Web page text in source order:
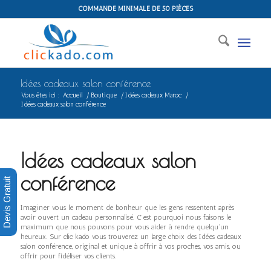
COMMANDE MINIMALE DE 50 PIÈCES
Idées cadeaux salon conférence
Vous êtes ici : Accueil / Boutique / Idées cadeaux Maroc
/
Idées cadeaux salon conférence
Idées cadeaux salon
conférence
Imaginer vous le moment de bonheur que les gens ressentent après
avoir ouvert un cadeau personnalisé. C’est pourquoi nous faisons le
maximum que nous pouvons pour vous aider à rendre quelqu’un
heureux. Sur clic kado vous trouverez un large choix des Idées cadeaux
salon conférence, original et unique à offrir à vos proches, vos amis, ou
offrir pour fidéliser vos clients.
Devis Gratuit